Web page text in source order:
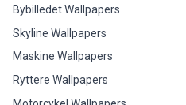
Bybilledet Wallpapers
Skyline Wallpapers
Maskine Wallpapers
Ryttere Wallpapers